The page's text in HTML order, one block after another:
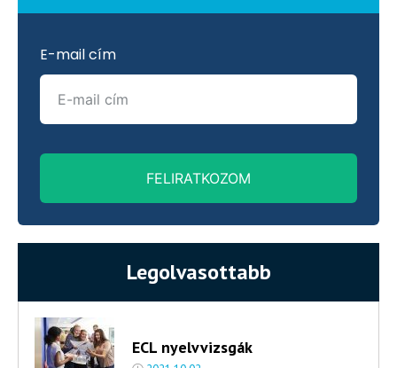
E-mail cím
FELIRATKOZOM
Legolvasottabb
ECL nyelvvizsgák